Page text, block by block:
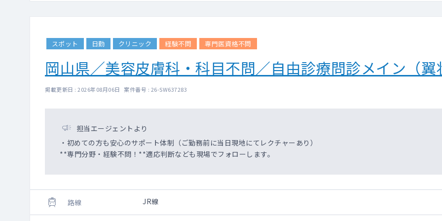
スポット 日勤 クリニック 経験不問 専門医資格不問
岡山県／美容皮膚科・科目不問／自由診療問診メイン（
掲載更新日 : 2026年08月06日 案件番号 : 26-SW637283
担当エージェントより
・初めての方も安心のサポート体制（ご勤務前に当日現地にてレクチャーあり）
**専門分野・経験不問！**適応判断なども現場でフォローします。
路線 JR線